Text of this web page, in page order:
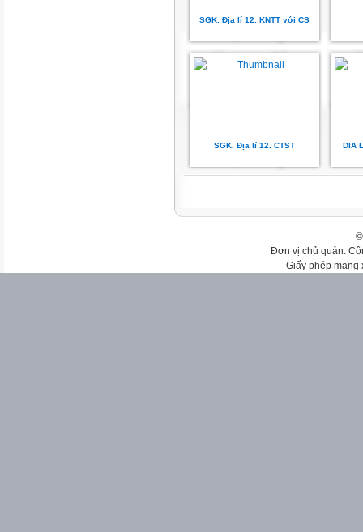
SGK. Địa lí 12. KNTT với CS
SGK. Địa lí 12. CTST DIA
Đơn vị chủ quản:
Giấy phép mạng